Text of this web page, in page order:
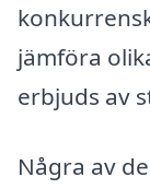
jämföra
erbjuds av
Några av